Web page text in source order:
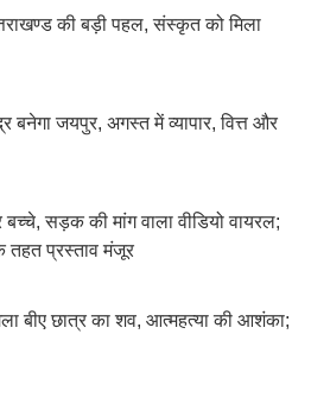
की बड़ी पहल, संस्कृत को मिला
जयपुर, अगस्त में व्यापार, वित्त और
सड़क की मांग वाला वीडियो वायरल;
तहत प्रस्ताव मंजूर
बीए छात्र का शव, आत्महत्या की आशंका;